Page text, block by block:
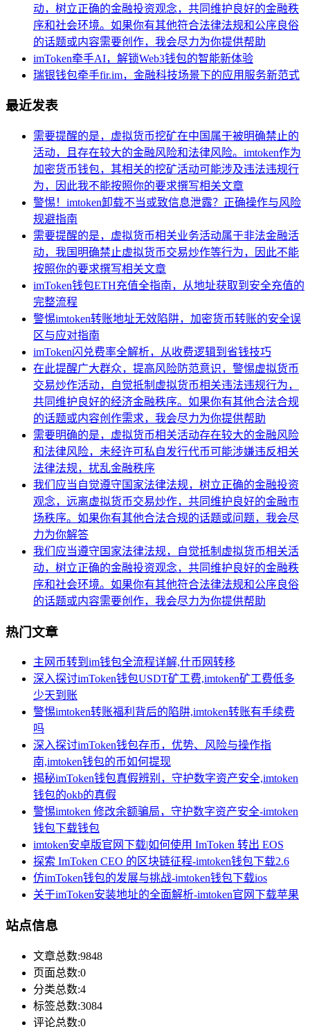
动，树立正确的金融投资观念，共同维护良好的金融秩
序和社会环境。如果你有其他符合法律法规和公序良俗
的话题或内容需要创作，我会尽力为你提供帮助
imToken牵手AI，解锁Web3钱包的智能新体验
瑞银钱包牵手fir.im，金融科技场景下的应用服务新范式
最近发表
需要提醒的是，虚拟货币挖矿在中国属于被明确禁止的
活动，且存在较大的金融风险和法律风险。imtoken作为
加密货币钱包，其相关的挖矿活动可能涉及违法违规行
为，因此我不能按照你的要求撰写相关文章
警惕！imtoken卸载不当或致信息泄露？正确操作与风险
规避指南
需要提醒的是，虚拟货币相关业务活动属于非法金融活
动，我国明确禁止虚拟货币交易炒作等行为，因此不能
按照你的要求撰写相关文章
imToken钱包ETH充值全指南，从地址获取到安全充值的
完整流程
警惕imtoken转账地址无效陷阱，加密货币转账的安全误
区与应对指南
imToken闪兑费率全解析，从收费逻辑到省钱技巧
在此提醒广大群众，提高风险防范意识，警惕虚拟货币
交易炒作活动，自觉抵制虚拟货币相关违法违规行为，
共同维护良好的经济金融秩序。如果你有其他合法合规
的话题或内容创作需求，我会尽力为你提供帮助
需要明确的是，虚拟货币相关活动存在较大的金融风险
和法律风险，未经许可私自发行代币可能涉嫌违反相关
法律法规，扰乱金融秩序
我们应当自觉遵守国家法律法规，树立正确的金融投资
观念，远离虚拟货币交易炒作，共同维护良好的金融市
场秩序。如果你有其他合法合规的话题或问题，我会尽
力为你解答
我们应当遵守国家法律法规，自觉抵制虚拟货币相关活
动，树立正确的金融投资观念，共同维护良好的金融秩
序和社会环境。如果你有其他符合法律法规和公序良俗
的话题或内容需要创作，我会尽力为你提供帮助
热门文章
主网币转到im钱包全流程详解,什币网转移
深入探讨imToken钱包USDT矿工费,imtoken矿工费低多
少天到账
警惕imtoken转账福利背后的陷阱,imtoken转账有手续费
吗
深入探讨imToken钱包存币，优势、风险与操作指
南,imtoken钱包的币如何提现
揭秘imToken钱包真假辨别，守护数字资产安全,imtoken
钱包的okb的真假
警惕imtoken 修改余额骗局，守护数字资产安全-imtoken
钱包下载钱包
imtoken安卓版官网下载|如何使用 ImToken 转出 EOS
探索 ImToken CEO 的区块链征程-imtoken钱包下载2.6
仿imToken钱包的发展与挑战-imtoken钱包下载ios
关于imToken安装地址的全面解析-imtoken官网下载苹果
站点信息
文章总数:9848
页面总数:0
分类总数:4
标签总数:3084
评论总数:0